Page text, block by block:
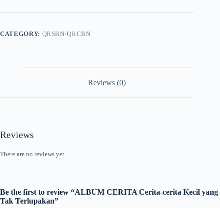
Kecil
Terlupakan
CATEGORY: QRSBN/QRCBN
Reviews (0)
Reviews
There are no reviews yet.
Be the first to review “ALBUM CERITA Cerita-cerita Kecil yang
Tak Terlupakan”